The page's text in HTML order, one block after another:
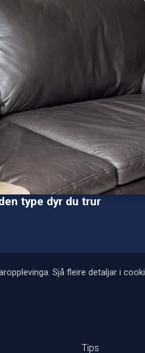
type dyr du trur
Sjå fleire detaljar i
Tips